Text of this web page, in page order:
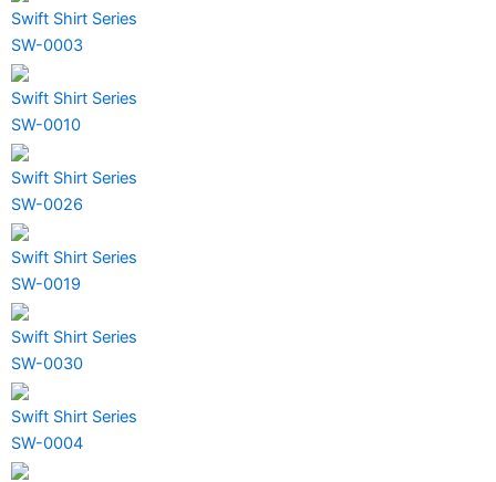
Swift Shirt Series
SW-0003
Swift Shirt Series
SW-0010
Swift Shirt Series
SW-0026
Swift Shirt Series
SW-0019
Swift Shirt Series
SW-0030
Swift Shirt Series
SW-0004